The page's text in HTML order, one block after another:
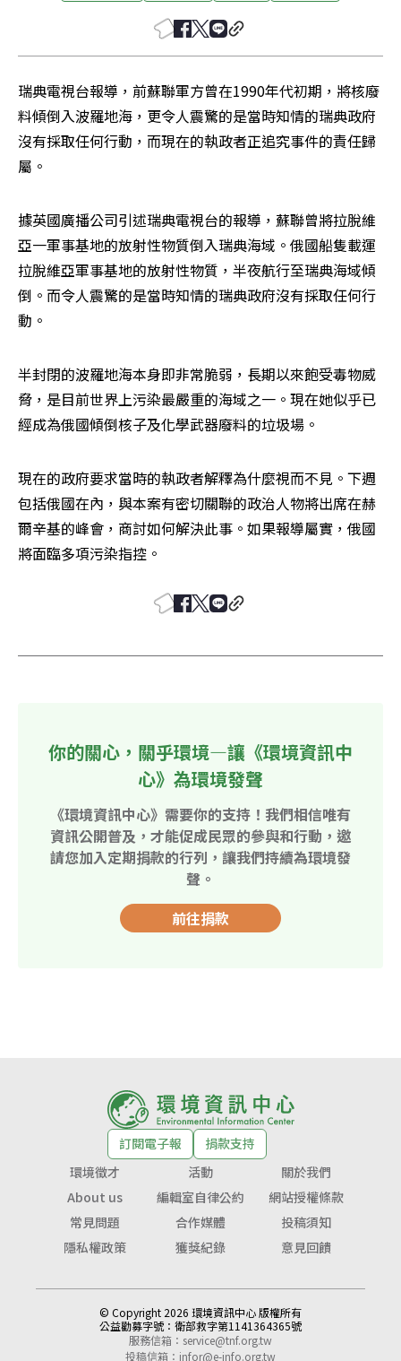
瑞典電視台報導，前蘇聯軍方曾在1990年代初期，將核廢
料傾倒入波羅地海，更令人震驚的是當時知情的瑞典政府
沒有採取任何行動，而現在的執政者正追究事件的責任歸
屬。
據英國廣播公司引述瑞典電視台的報導，蘇聯曾將拉脫維
亞一軍事基地的放射性物質倒入瑞典海域。俄國船隻載運
拉脫維亞軍事基地的放射性物質，半夜航行至瑞典海域傾
倒。而令人震驚的是當時知情的瑞典政府沒有採取任何行
動。
半封閉的波羅地海本身即非常脆弱，長期以來飽受毒物威
脅，是目前世界上污染最嚴重的海域之一。現在她似乎已
經成為俄國傾倒核子及化學武器廢料的垃圾場。
現在的政府要求當時的執政者解釋為什麼視而不見。下週
包括俄國在內，與本案有密切關聯的政治人物將出席在赫
爾辛基的峰會，商討如何解決此事。如果報導屬實，俄國
將面臨多項污染指控。
你的關心，關乎環境—讓《環境資訊中
心》為環境發聲
《環境資訊中心》需要你的支持！我們相信唯有
資訊公開普及，才能促成民眾的參與和行動，邀
請您加入定期捐款的行列，讓我們持續為環境發
聲。
前往捐款
訂閱電子報
捐款支持
環境徵才
活動
關於我們
About us
編輯室自律公約
網站授權條款
常見問題
合作媒體
投稿須知
隱私權政策
獲獎紀錄 意見回饋
© Copyright 2026 環境資訊中心 版權所有
公益勸募字號： 衛部救字第1141364365號
服務信箱： service@tnf.org.tw
投稿信箱： infor@e-info.org.tw